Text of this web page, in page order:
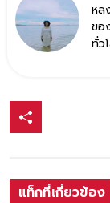
หล
ขอ
ทั่ว
แท็กที่เกี่ยวข้อง